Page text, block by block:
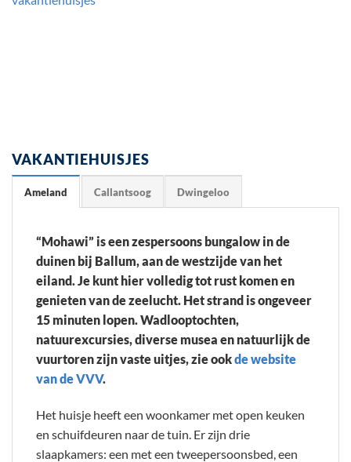
VAKANTIEHUISJES
Ameland Callantsoog Dwingeloo
“Mohawi” is een zespersoons bungalow in de
duinen bij Ballum, aan de westzijde van het
eiland. Je kunt hier volledig tot rust komen en
genieten van de zeelucht. Het strand is ongeveer
15 minuten lopen. Wadlooptochten,
natuurexcursies, diverse musea en natuurlijk de
vuurtoren zijn vaste uitjes, zie ookde website
van de VVV.
Het huisje heeft een woonkamer met open keuken
en schuifdeuren naar de tuin. Er zijn drie
slaapkamers: een met een tweepersoonsbed, een